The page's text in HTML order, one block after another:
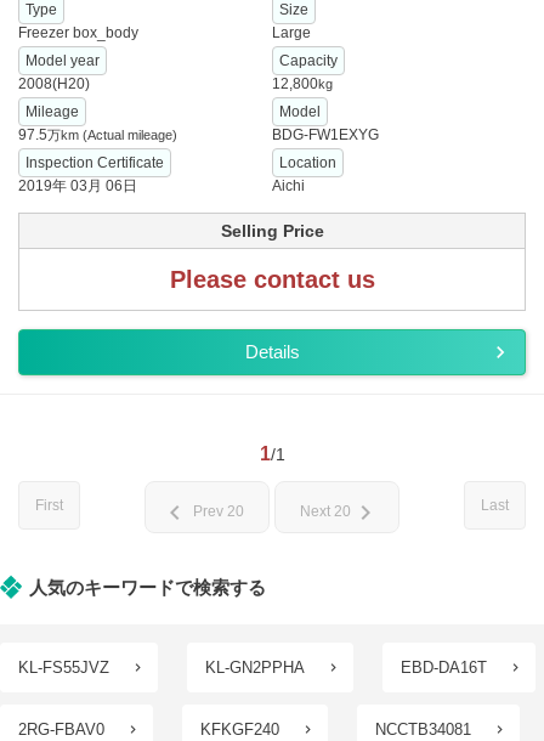
Type
Freezer box_body
Size
Large
Model year
2008(H20)
Capacity
12,800kg
Mileage
97.5万km (Actual mileage)
Model
BDG-FW1EXYG
Inspection Certificate
2019年 03月 06日
Location
Aichi
Selling Price
Please contact us
Details
1/1
First Last
chevron_left Prev 20 Next 20 chevron_right
人気のキーワードで検索する
KL-FS55JVZ KL-GN2PPHA EBD-DA16T
2RG-FBAV0 KFKGF240 NCCTB34081